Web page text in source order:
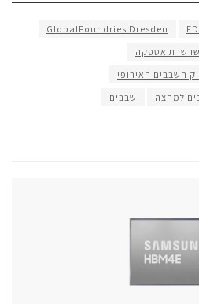
GlobalFoundries Dresden
שרשרת אספקה
השבבים האירופי
למחצה שבבים